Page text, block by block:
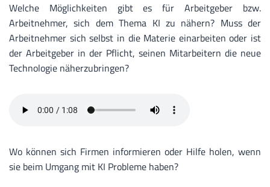
Welche Möglichkeiten gibt es für Arbeitgeber bzw.
Arbeitnehmer, sich dem Thema KI zu nähern? Muss der
Arbeitnehmer sich selbst in die Materie einarbeiten oder ist
der Arbeitgeber in der Pflicht, seinen Mitarbeitern die neue
Technologie näherzubringen?
Wo können sich Firmen informieren oder Hilfe holen, wenn
sie beim Umgang mit KI Probleme haben?